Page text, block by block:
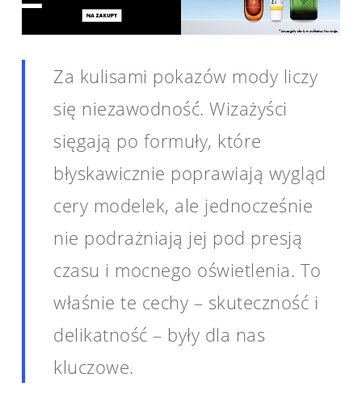
Za kulisami pokazów mody liczy
się niezawodność. Wizażyści
sięgają po formuły, które
błyskawicznie poprawiają wygląd
cery modelek, ale jednocześnie
nie podrażniają jej pod presją
czasu i mocnego oświetlenia. To
właśnie te cechy – skuteczność i
delikatność – były dla nas
kluczowe.